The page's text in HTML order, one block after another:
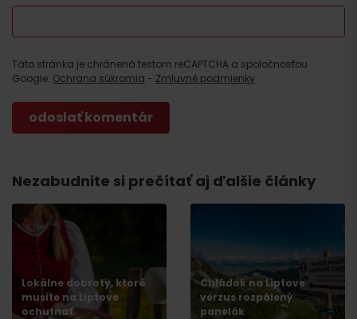
Táto stránka je chránená testom reCAPTCHA a spoločnosťou
Google. Ochrana súkromia - Zmluvné podmienky
Nezabudnite si prečítať aj ďalšie články
Lokálne dobroty, ktoré
musíte na Liptove
ochutnať
Chládok na Liptove
verzus rozpálený
panelák